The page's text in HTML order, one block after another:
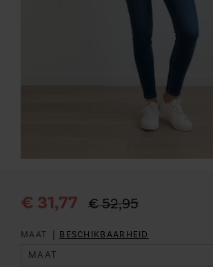
€ 31,77 € 52,95
MAAT | BESCHIKBAARHEID